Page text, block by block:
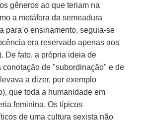
gêneros ao que teriam na
a metáfora da semeadura
para o ensinamento, seguia-se
era reservado apenas aos
De fato, a própria ideia de
conotação de "subordinação" e de
a dizer, por exemplo
que toda a humanidade em
feminina. Os típicos
de uma cultura sexista não